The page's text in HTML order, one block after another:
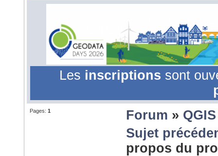
Les inscriptions sont
Pages: 1 Forum » QGIS
Sujet
propos du